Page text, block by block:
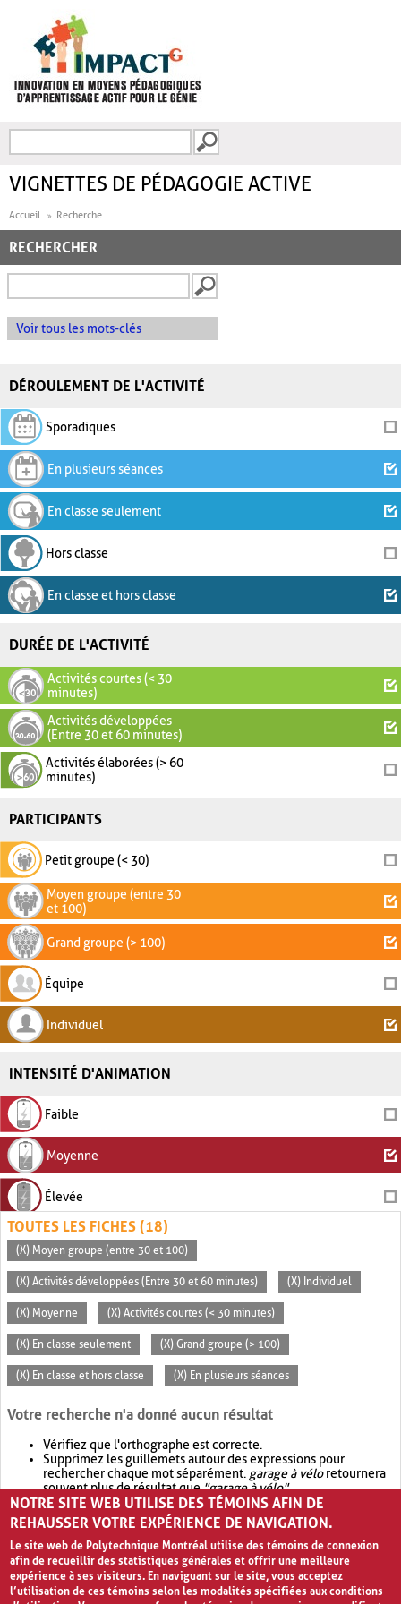
FORMULAIRE DE
VIGNETTES DE PÉDAGOGIE ACTIVE
Accueil Recherche
RECHERCHER
Voir tous les mots-clés
DÉROULEMENT DE L'ACTIVITÉ
Sporadiques
En plusieurs séances
En classe seulement
Hors classe
En classe et hors classe
DURÉE DE L'ACTIVITÉ
Activités courtes (< 30
minutes)
Activités développées
(Entre 30 et 60 minutes)
Activités élaborées (> 60
minutes)
PARTICIPANTS
Petit groupe (< 30)
Moyen groupe (entre 30
et 100)
Grand groupe (> 100)
Équipe
Individuel
INTENSITÉ D'ANIMATION
Faible
Moyenne
Élevée
TOUTES LES FICHES (18)
(X) Moyen groupe (entre 30 et 100)
(X) Activités développées (Entre 30 et 60 minutes) (X) Individuel
(X) Moyenne (X) Activités courtes (< 30 minutes)
(X) En classe seulement (X) Grand groupe (> 100)
(X) En classe et hors classe (X) En plusieurs séances
Votre recherche n'a donné aucun résultat
Vérifiez que l'orthographe est correcte.
Supprimez les guillemets autour des expressions pour
rechercher chaque mot séparément. garage à véloretournera
souvent plus de résultat que"garage à vélo".
Envisagez d'élargir votre recherche avec OR.garage OR vélo
retournera souvent plus de résultat quegarage à vélo
NOTRE SITE WEB UTILISE DES TÉMOINS AFIN DE
REHAUSSER VOTRE EXPÉRIENCE DE NAVIGATION.
Le site web de Polytechnique Montréal utilise des témoins de connexion
afin de recueillir des statistiques générales et offrir une meilleure
expérience à ses visiteurs. En naviguant sur le site, vous acceptez
l’utilisation de ces témoins selon les modalités spécifiées aux conditions